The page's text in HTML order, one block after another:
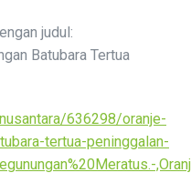
judul:
Batubara Tertua
636298/oranje-
tertua-peninggalan-